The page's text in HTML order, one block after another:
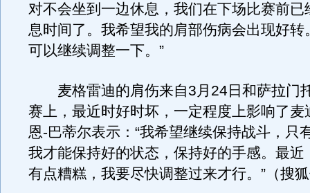
对不会坐到一边休息，我们在下场比赛前已
息时间了。我希望我的肩部伤病会出现好转
可以继续调整一下。”
麦格雷迪的肩伤来自3月24日和萨拉门
赛上，最近时好时坏，一定程度上影响了麦
恩-巴蒂尔表示：“我希望继续保持战斗，只
我才能保持好的状态，保持好的手感。最近
有点糟糕，我要尽快调整过来才行。”（搜